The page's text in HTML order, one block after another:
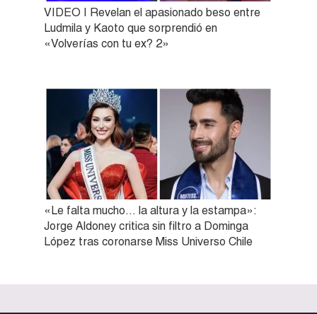
VIDEO | Revelan el apasionado beso entre
Ludmila y Kaoto que sorprendió en
«Volverías con tu ex? 2»
«Le falta mucho… la altura y la estampa»:
Jorge Aldoney critica sin filtro a Dominga
López tras coronarse Miss Universo Chile